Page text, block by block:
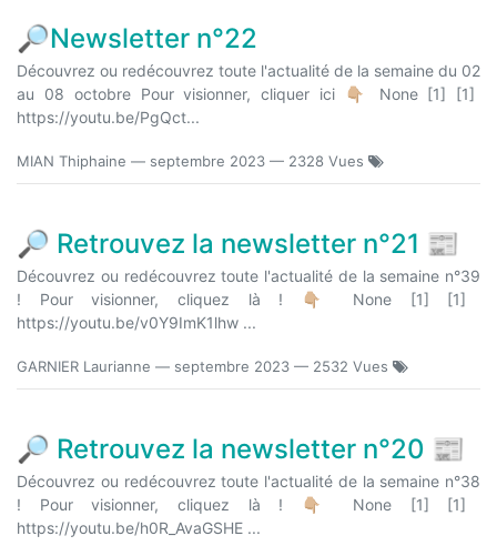
🔎Newsletter n°22
Découvrez ou redécouvrez toute l'actualité de la semaine du 02
au 08 octobre Pour visionner, cliquer ici 👇🏼 None [1] [1]
https://youtu.be/PgQct...
MIAN Thiphaine — septembre 2023 — 2328 Vues
🔎 Retrouvez la newsletter n°21 📰
Découvrez ou redécouvrez toute l'actualité de la semaine n°39
! Pour visionner, cliquez là ! 👇🏼 None [1] [1]
https://youtu.be/v0Y9ImK1lhw ...
GARNIER Laurianne — septembre 2023 — 2532 Vues
🔎 Retrouvez la newsletter n°20 📰
Découvrez ou redécouvrez toute l'actualité de la semaine n°38
! Pour visionner, cliquez là ! 👇🏼 None [1] [1]
https://youtu.be/h0R_AvaGSHE ...